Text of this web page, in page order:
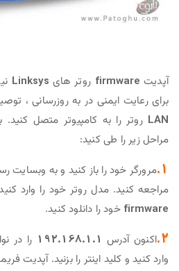
آپدیت firmware روتر های Linksys
برای رعایت ایمنی در به روزرسانی ،
LAN روتر را به کامپیوتر متصل کنید.
مراحل زیر را طی کنید:
1. مرورگر خود را باز کنید و به وبسایت
مراجعه کنید. مدل روتر خود را وارد
firmware خود را دانلود کنید.
2. اکنون آدرس 192.168.1.1 را در
وارد کنید و کلید اینتر را بزنید. آپدیت